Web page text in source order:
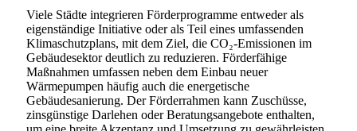
Viele Städte integrieren Förderprogramme entweder als
eigenständige Initiative oder als Teil eines umfassenden
Klimaschutzplans, mit dem Ziel, die CO₂-Emissionen im
Gebäudesektor deutlich zu reduzieren. Förderfähige
Maßnahmen umfassen neben dem Einbau neuer
Wärmepumpen häufig auch die energetische
Gebäudesanierung. Der Förderrahmen kann Zuschüsse,
zinsgünstige Darlehen oder Beratungsangebote enthalten,